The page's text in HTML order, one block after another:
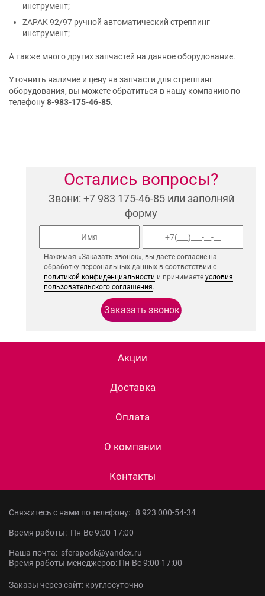
инструмент;
ZAPAK 92/97 ручной автоматический стреппинг
инструмент;
А также много других запчастей на данное оборудование.
Уточнить наличие и цену на запчасти для стреппинг
оборудования, вы можете обратиться в нашу компанию по
телефону8-983-175-46-85.
Остались вопросы?
Звони: +7 983 175-46-85 или заполняй
форму
Нажимая «Заказать звонок», вы даете согласие на
обработку персональных данных в соответствии с
политикой конфиденциальности и принимаетеусловия
пользовательского соглашения.
Акции
Доставка
Оплата
О компании
Контакты
Свяжитесь с нами по телефону: 8 923 000-54-34
Время работы: Пн-Вс 9:00-17:00
Наша почта: sferapack@yandex.ru
Время работы менеджеров: Пн-Вс 9:00-17:00
Заказы через сайт: круглосуточно